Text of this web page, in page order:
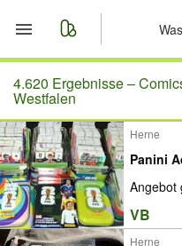
Start
Merkliste
Nachrichten
Anzeige aufgeben
4.620 Ergebnisse –
Westfalen
Herne
Panini
Angebot
VB
Herne